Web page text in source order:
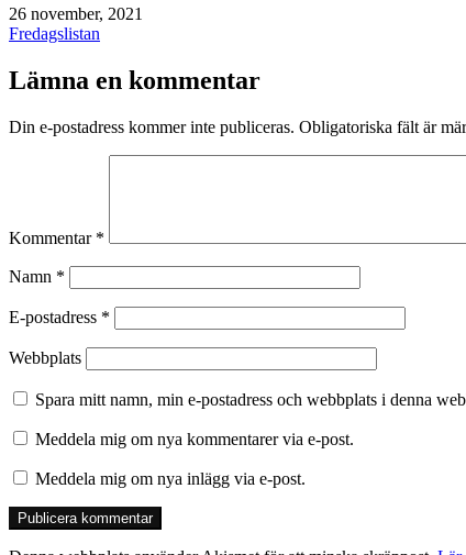
Publicerat
den
26 november, 2021
Kategoriserat
Fredagslistan
Lämna en kommentar
Din e-postadress kommer inte publiceras. Obligatoriska fält är
Kommentar *
Namn *
E-postadress *
Webbplats
Spara mitt namn, min e-postadress och webbplats i denna
Meddela mig om nya kommentarer via e-post.
Meddela mig om nya inlägg via e-post.